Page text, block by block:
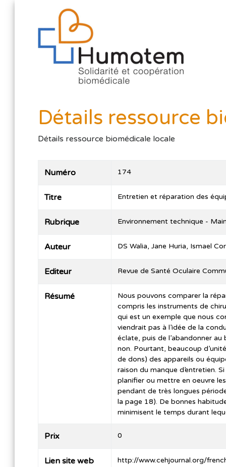
Détails ressource
Détails ressource biomédicale locale
Numéro 174
Titre Entretien et réparation des
Rubrique Environnement technique -
Auteur DS Walia, Jane Huria, Ismael
Editeur Revue de Santé Oculaire
Résumé
Nous pouvons comparer la
compris les instruments de
qui est un exemple que nous
viendrait pas à l’idée de la
éclate, puis de l’abandonner
non. Pourtant, beaucoup
de dons) des appareils ou
raison du manque d’entretien.
planifier ou mettre en oeuvre
pendant de très longues
la page 18). De bonnes
minimisent le temps durant
Prix 0
Lien site web http://www.cehjournal.org/